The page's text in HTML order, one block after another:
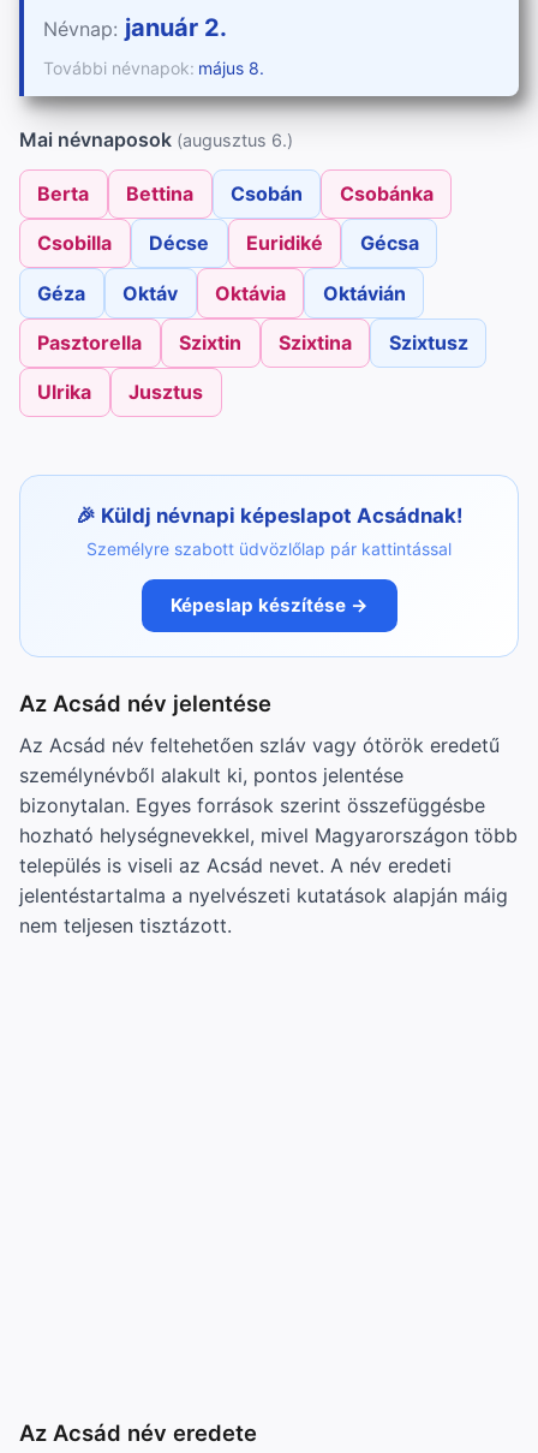
Névnap: január 2.
További névnapok: május 8.
Mai névnaposok (augusztus 6.)
Berta Bettina Csobán Csobánka
Csobilla Décse Euridiké Gécsa
Géza Oktáv Oktávia Oktávián
Pasztorella Szixtin Szixtina Szixtusz
Ulrika Jusztus
Küldj névnapi képeslapot Acsádnak!
Személyre szabott üdvözlőlap pár kattintással
Képeslap készítése →
Az Acsád név jelentése
Az Acsád név feltehetően szláv vagy ótörök eredetű
személynévből alakult ki, pontos jelentése
bizonytalan. Egyes források szerint összefüggésbe
hozható helységnevekkel, mivel Magyarországon több
település is viseli az Acsád nevet. A név eredeti
jelentéstartalma a nyelvészeti kutatások alapján máig
nem teljesen tisztázott.
Az Acsád név eredete